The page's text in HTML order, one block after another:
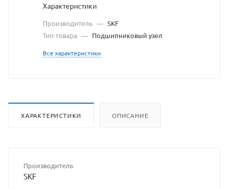
разрешения
владельца
сайта
Характеристики
Производитель — SKF
Тип товара — Подшипниковый узел
Все характеристики
ХАРАКТЕРИСТИКИ ОПИСАНИЕ
Производитель
SKF